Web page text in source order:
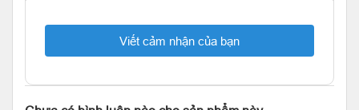
Viết cảm nhận của bạn